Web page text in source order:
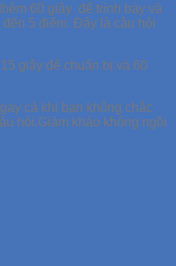
60 giây để trình bày và
5 điểm. Đây là câu hỏi
giây để chuẩn bị và 60
cả khi bạn không chắc
hỏi.Giám khảo không ngồi